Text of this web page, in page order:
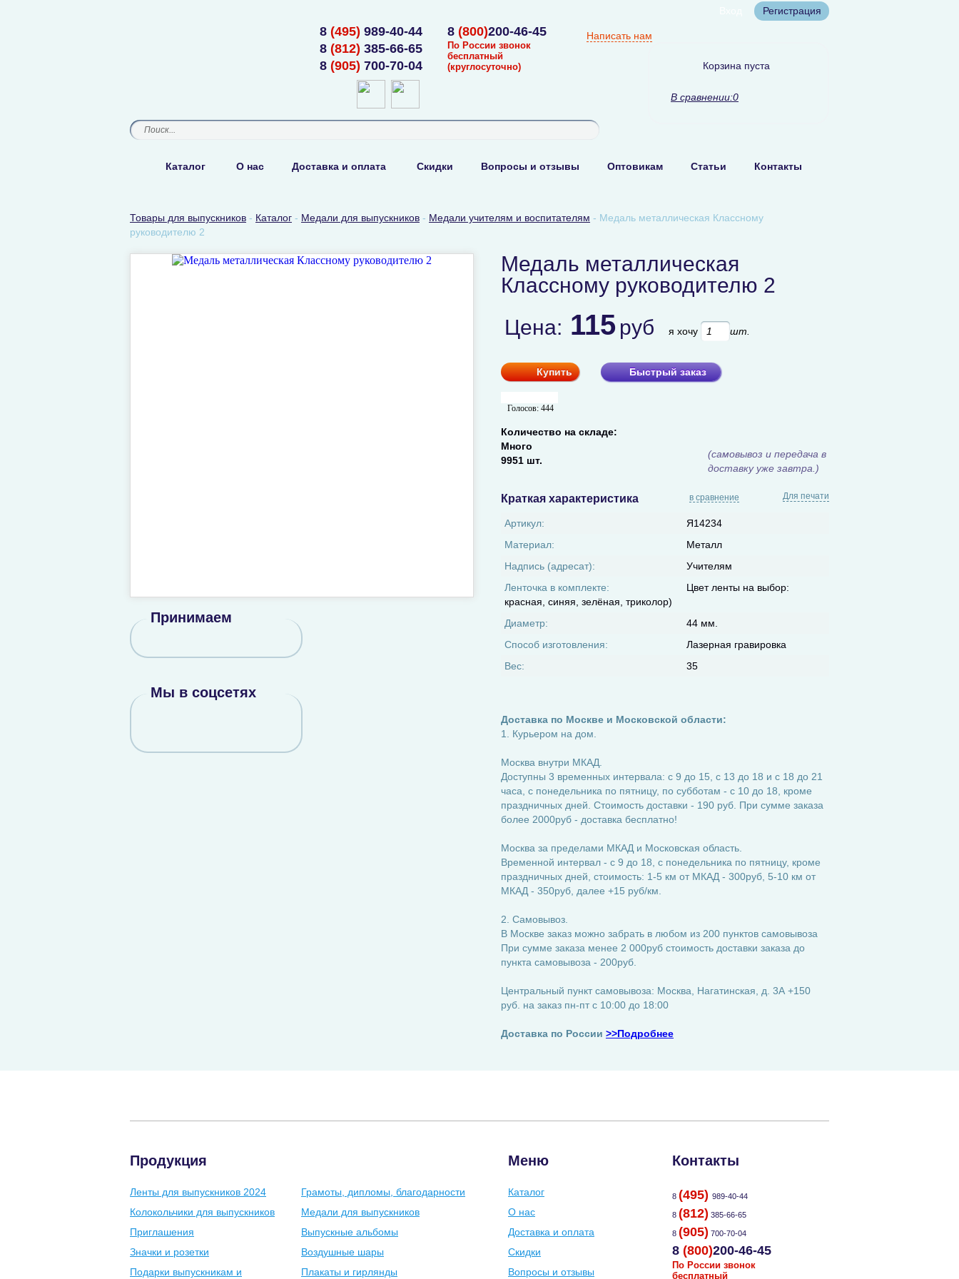
Регистрация
8 (495) 989-40-44
8 (812) 385-66-65
8 (905) 700-70-04
8 (800)200-46-45
По России звонок
бесплатный
(круглосуточно)
Написать нам
Корзина пуста
В сравнении:0
Каталог О нас Доставка и оплата Скидки Вопросы и отзывы Оптовикам Статьи Контакты
Товары для выпускников - Каталог - Медали для выпускников - Медали учителям и воспитателям - Медаль металлическая Классному
руководителю 2
Медаль металлическая
Классному руководителю 2
Цена: 115 руб я хочу шт.
Купить Быстрый заказ
Голосов: 444
Количество на складе:
Много
9951 шт.
(самовывоз и передача в
доставку уже завтра.)
Краткая характеристика Для печати
в сравнение
Артикул:
Я14234
Материал:
Металл
Надпись (адресат):
Учителям
Ленточка в комплекте:
Цвет ленты на выбор:
красная, синяя, зелёная, триколор)
Диаметр:
44 мм.
Способ изготовления:
Лазерная гравировка
Вес:
35
Доставка по Москве и Московской области:
1. Курьером на дом.
Москва внутри МКАД.
Доступны 3 временных интервала: с 9 до 15, с 13 до 18 и с 18 до 21
часа, с понедельника по пятницу, по субботам - с 10 до 18, кроме
праздничных дней. Стоимость доставки - 190 руб. При сумме заказа
более 2000руб - доставка бесплатно!
Москва за пределами МКАД и Московская область.
Временной интервал - с 9 до 18, с понедельника по пятницу, кроме
праздничных дней, стоимость: 1-5 км от МКАД - 300руб, 5-10 км от
МКАД - 350руб, далее +15 руб/км.
2. Самовывоз.
В Москве заказ можно забрать в любом из 200 пунктов самовывоза
При сумме заказа менее 2 000руб стоимость доставки заказа до
пункта самовывоза - 200руб.
Центральный пункт самовывоза: Москва, Нагатинская, д. 3А +150
руб. на заказ пн-пт с 10:00 до 18:00
Доставка по России >>Подробнее
Принимаем
Мы в соцсетях
Продукция
Ленты для выпускников 2024
Грамоты, дипломы, благодарности
Колокольчики для выпускников
Медали для выпускников
Приглашения
Выпускные альбомы
Значки и розетки
Воздушные шары
Подарки выпускникам и
Плакаты и гирлянды
Меню
Каталог
О нас
Доставка и оплата
Скидки
Вопросы и отзывы
Контакты
8 (495) 989-40-44
8 (812) 385-66-65
8 (905) 700-70-04
8 (800)200-46-45
По России звонок
бесплатный